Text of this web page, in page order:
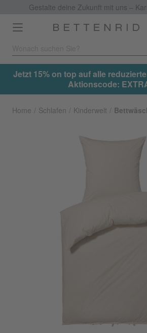
Gestalte deine Zukunft mit uns –
Toggle
navigation
Jetzt 15% on top auf alle
Aktionscode:
Home Schlafen Kinderwelt